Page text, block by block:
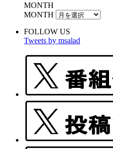
MONTH
MONTH
FOLLOW US
Tweets by msalad